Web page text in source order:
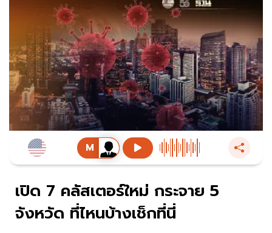
เปิด 7 คลัสเตอร์ใหม่ กระจาย 5
จังหวัด ที่ไหนบ้างเช็กที่นี่